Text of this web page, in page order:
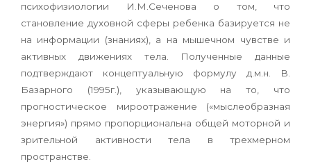
психофизиологии И.М.Сеченова о том, что
становление духовной сферы ребенка базируется не
на информации (знаниях), а на мышечном чувстве и
активных движениях тела. Полученные данные
подтверждают концептуальную формулу д.м.н. В.
Базарного (1995г.), указывающую на то, что
прогностическое мироотражение («мыслеобразная
энергия») прямо пропорциональна общей моторной и
зрительной активности тела в трехмерном
пространстве.